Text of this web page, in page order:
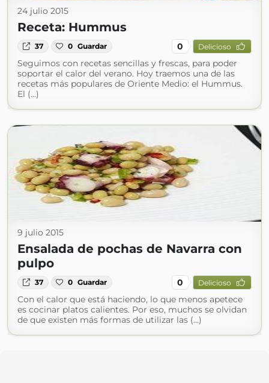
24 julio 2015
Receta: Hummus
37 0 Guardar 0 Delicioso
Seguimos con recetas sencillas y frescas, para poder
soportar el calor del verano. Hoy traemos una de las
recetas más populares de Oriente Medio: el Hummus.
El (...)
9 julio 2015
Ensalada de pochas de Navarra con
pulpo
37 0 Guardar 0 Delicioso
Con el calor que está haciendo, lo que menos apetece
es cocinar platos calientes. Por eso, muchos se olvidan
de que existen más formas de utilizar las (...)